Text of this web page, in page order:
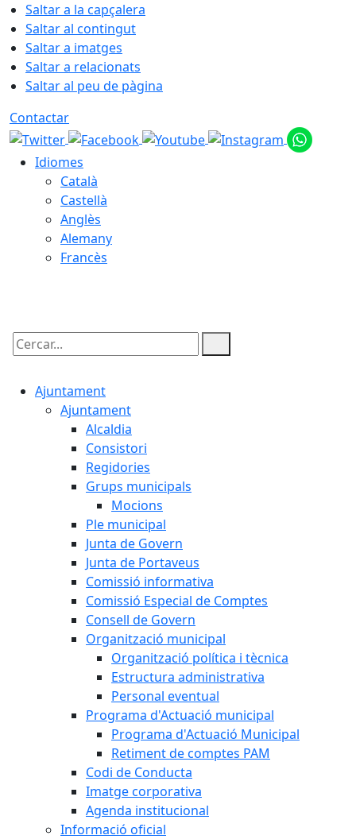
Saltar a la capçalera
Saltar al contingut
Saltar a imatges
Saltar a relacionats
Saltar al peu de pàgina
Contactar
Idiomes
Català
Castellà
Anglès
Alemany
Francès
Cercar:
Ajuntament
Ajuntament
Alcaldia
Consistori
Regidories
Grups municipals
Mocions
Ple municipal
Junta de Govern
Junta de Portaveus
Comissió informativa
Comissió Especial de Comptes
Consell de Govern
Organització municipal
Organització política i tècnica
Estructura administrativa
Personal eventual
Programa d'Actuació municipal
Programa d'Actuació Municipal
Retiment de comptes PAM
Codi de Conducta
Imatge corporativa
Agenda institucional
Informació oficial